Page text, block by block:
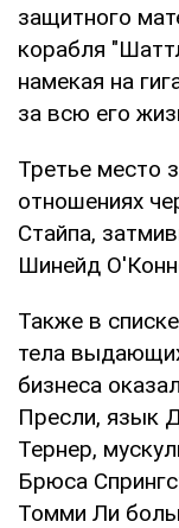
защитного
корабля
намекая на
за всю его
Третье место
отношениях
Стайпа,
Шинейд
Также в
тела
бизнеса
Пресли, язык
Тернер,
Брюса
Томми Ли